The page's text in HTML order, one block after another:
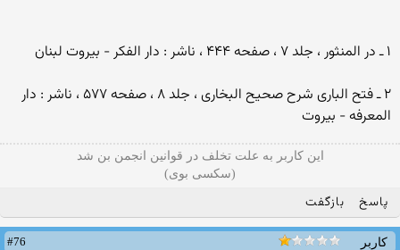
۱ ـ در المنثور ، جلد ۷ ، صفحه ۴۴۴ ، ناشر : دار الفکر - بیروت لبنان
۲ ـ فتح الباری شرح صحیح البخاری ، جلد ۸ ، صفحه ۵۷۷ ، ناشر : دار
المعرفه - بیروت
این کاربر به علت تخلف در قوانین انجمن بن شد
(سکسی بوی)
پاسخ بازگفت
کاربر
#76